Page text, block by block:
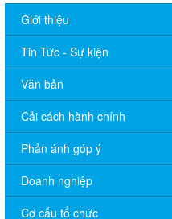
Giới thiệu
Tin Tức - Sự kiện
Văn bản
Cải cách hành chính
Phản ánh góp ý
Doanh nghiệp
Cơ cấu tổ chức